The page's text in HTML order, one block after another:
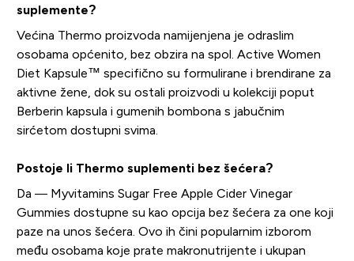
suplemente?
Većina Thermo proizvoda namijenjena je odraslim
osobama općenito, bez obzira na spol. Active Women
Diet Kapsule™ specifično su formulirane i brendirane za
aktivne žene, dok su ostali proizvodi u kolekciji poput
Berberin kapsula i gumenih bombona s jabučnim
sirćetom dostupni svima.
Postoje li Thermo suplementi bez šećera?
Da — Myvitamins Sugar Free Apple Cider Vinegar
Gummies dostupne su kao opcija bez šećera za one koji
paze na unos šećera. Ovo ih čini popularnim izborom
među osobama koje prate makronutrijente i ukupan